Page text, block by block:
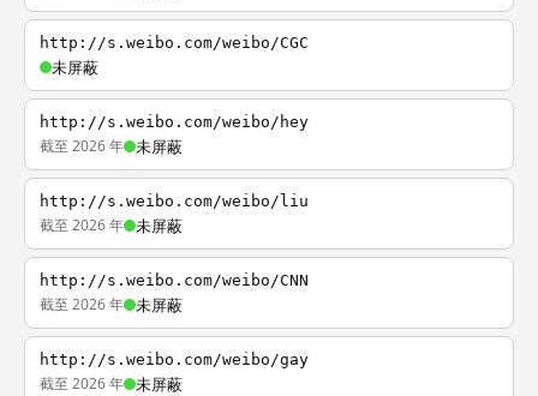
http://s.weibo.com/weibo/CGC
未屏蔽
http://s.weibo.com/weibo/hey
截至 2026 年 未屏蔽
http://s.weibo.com/weibo/liu
截至 2026 年 未屏蔽
http://s.weibo.com/weibo/CNN
截至 2026 年 未屏蔽
http://s.weibo.com/weibo/gay
截至 2026 年 未屏蔽